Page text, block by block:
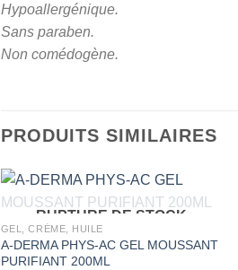
Hypoallergénique.
Sans paraben.
Non comédogène.
PRODUITS SIMILAIRES
RUPTURE DE STOCK
GEL, CRÈME, HUILE
A-DERMA PHYS-AC GEL MOUSSANT
PURIFIANT 200ML